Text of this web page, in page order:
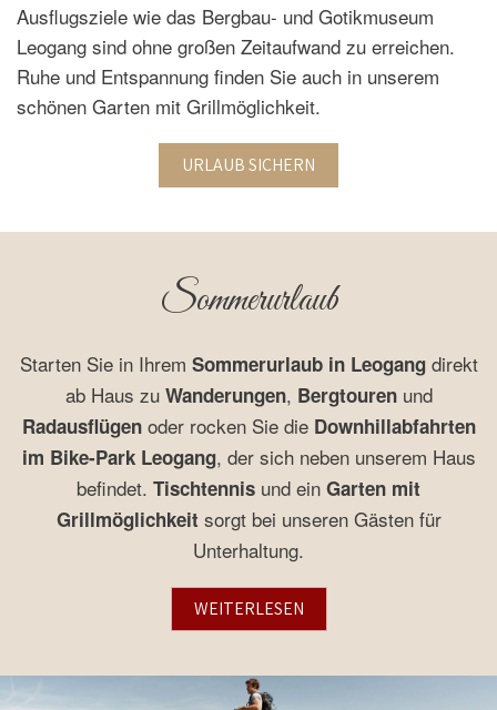
Ausflugsziele wie das Bergbau- und Gotikmuseum
Leogang sind ohne großen Zeitaufwand zu erreichen.
Ruhe und Entspannung finden Sie auch in unserem
schönen Garten mit Grillmöglichkeit.
URLAUB SICHERN
Sommerurlaub
Starten Sie in Ihrem Sommerurlaub in Leogangdirekt
ab Haus zu Wanderungen, Bergtouren und
Radausflügen oder rocken Sie die Downhillabfahrten
im Bike-Park Leogang, der sich neben unserem Haus
befindet. Tischtennis und ein Garten mit
Grillmöglichkeit sorgt bei unseren Gästen für
Unterhaltung.
WEITERLESEN